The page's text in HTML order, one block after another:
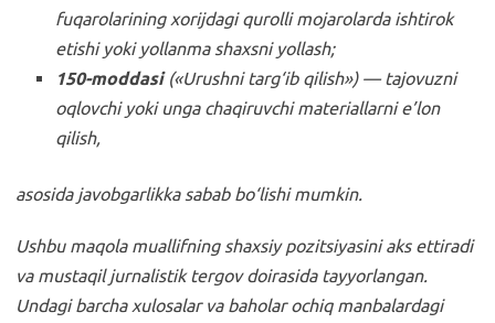
fuqarolarining xorijdagi qurolli mojarolarda ishtirok
etishi yoki yollanma shaxsni yollash;
150-moddasi(«Urushni targ‘ib qilish») — tajovuzni
oqlovchi yoki unga chaqiruvchi materiallarni e’lon
qilish,
asosida javobgarlikka sabab bo‘lishi mumkin.
Ushbu maqola muallifning shaxsiy pozitsiyasini aks ettiradi
va mustaqil jurnalistik tergov doirasida tayyorlangan.
Undagi barcha xulosalar va baholar ochiq manbalardagi